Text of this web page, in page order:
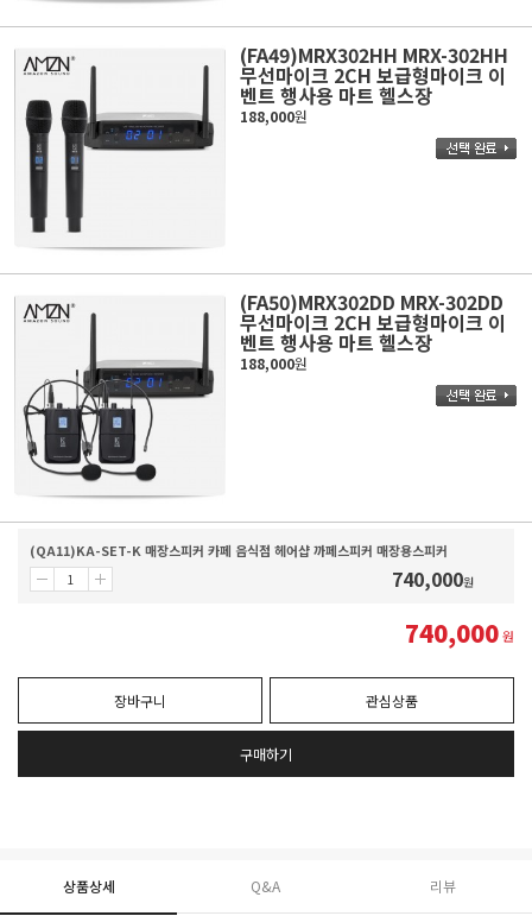
(FA49)MRX302HH MRX-302HH
무선마이크 2CH 보급형마이크 이
벤트 행사용 마트 헬스장
188,000원
(FA50)MRX302DD MRX-302DD
무선마이크 2CH 보급형마이크 이
벤트 행사용 마트 헬스장
188,000원
(QA11)KA-SET-K 매장스피커 카페 음식점 헤어샵 까페스피커 매장용스피커
740,000원
740,000원
장바구니 관심상품
구매하기
상품상세 Q&A 리뷰